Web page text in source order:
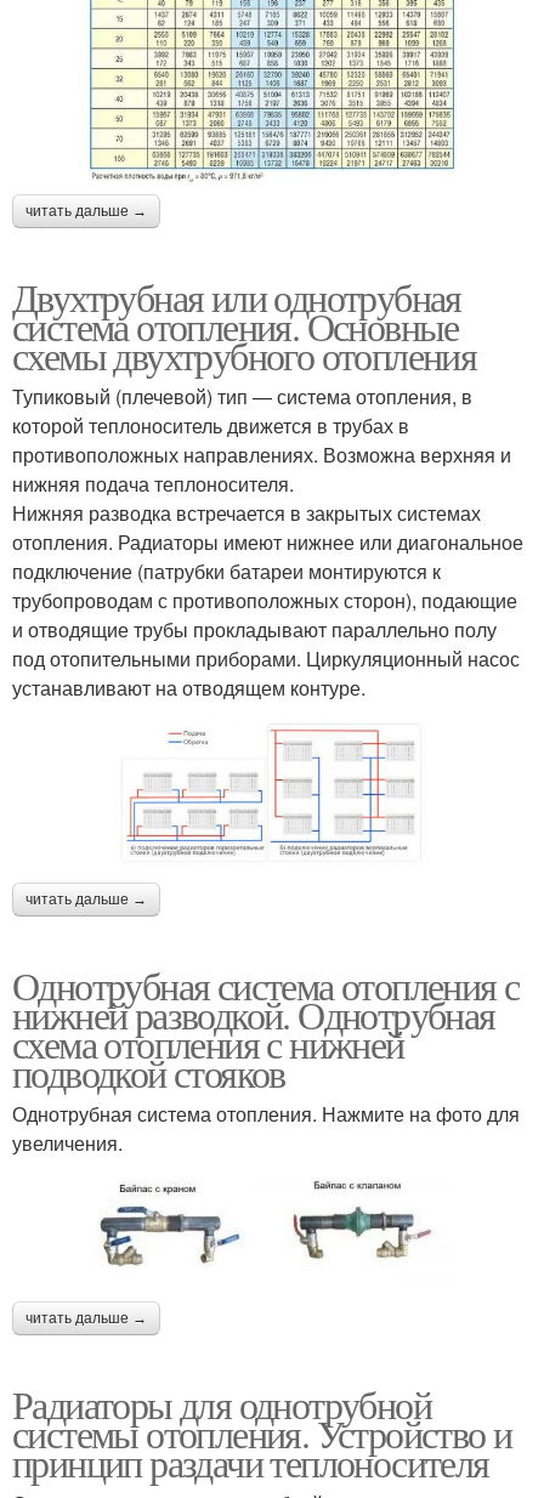
читать дальше →
Двухтрубная или однотрубная
система отопления. Основные
схемы двухтрубного отопления
Тупиковый (плечевой) тип — система отопления, в
которой теплоноситель движется в трубах в
противоположных направлениях. Возможна верхняя и
нижняя подача теплоносителя.
Нижняя разводка встречается в закрытых системах
отопления. Радиаторы имеют нижнее или диагональное
подключение (патрубки батареи монтируются к
трубопроводам с противоположных сторон), подающие
и отводящие трубы прокладывают параллельно полу
под отопительными приборами. Циркуляционный насос
устанавливают на отводящем контуре.
читать дальше →
Однотрубная система отопления с
нижней разводкой. Однотрубная
схема отопления с нижней
подводкой стояков
Однотрубная система отопления. Нажмите на фото для
увеличения.
читать дальше →
Радиаторы для однотрубной
системы отопления. Устройство и
принцип раздачи теплоносителя